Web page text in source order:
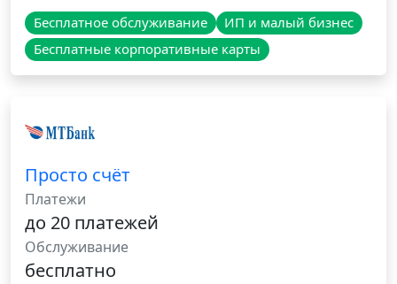
Бесплатное обслуживание
ИП и малый бизнес
Бесплатные корпоративные карты
Просто счёт
Платежи
до 20 платежей
Обслуживание
бесплатно